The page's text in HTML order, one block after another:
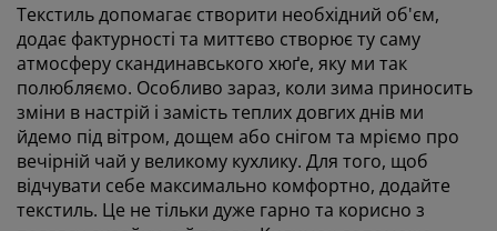
Текстиль допомагає створити необхідний об'єм,
додає фактурності та миттєво створює ту саму
атмосферу скандинавського хюґе, яку ми так
полюбляємо. Особливо зараз, коли зима приносить
зміни в настрій і замість теплих довгих днів ми
йдемо під вітром, дощем або снігом та мріємо про
вечірній чай у великому кухлику. Для того, щоб
відчувати себе максимально комфортно, додайте
текстиль. Це не тільки дуже гарно та корисно з